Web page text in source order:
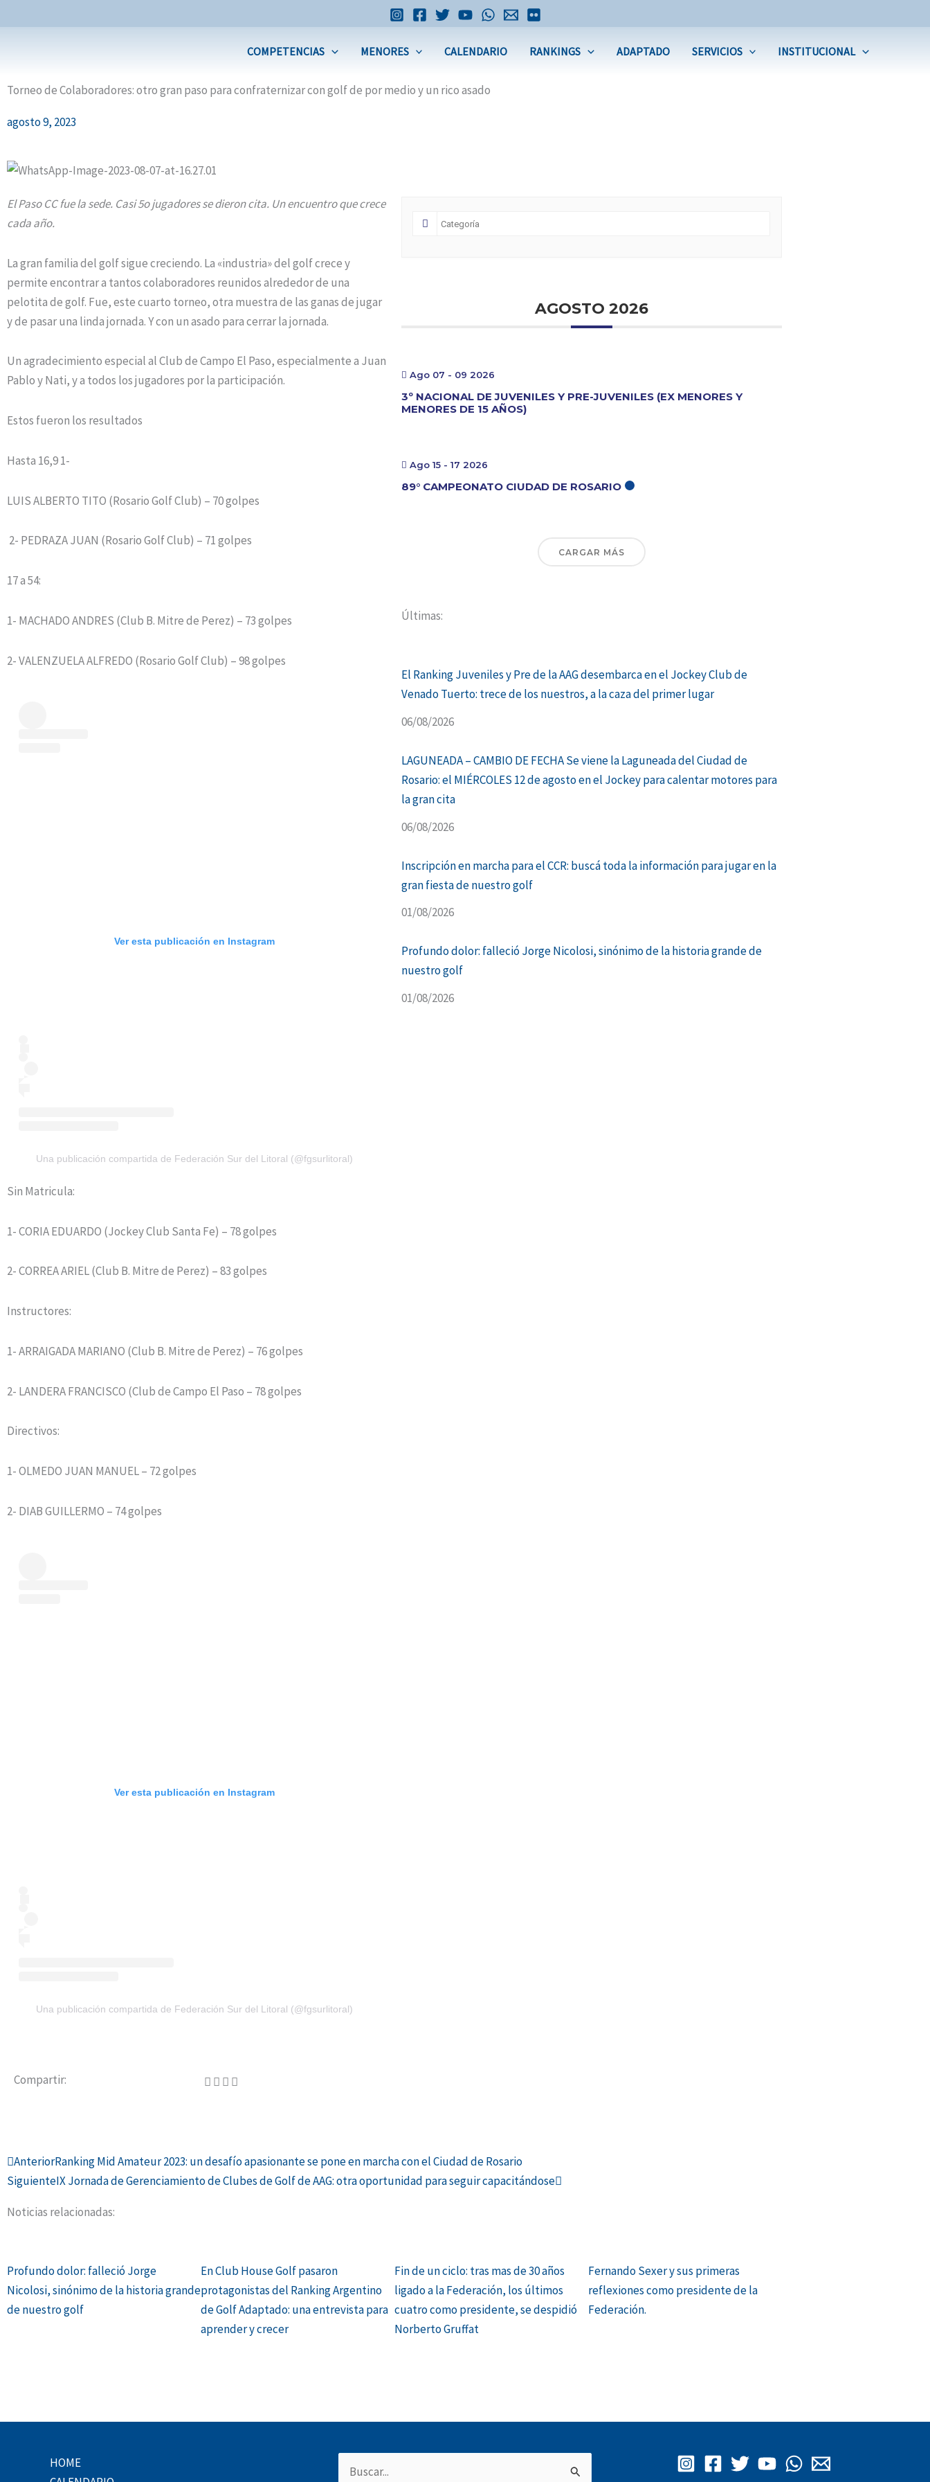
al
COMPETENCIAS MENORES CALENDARIO RANKINGS ADAPTADO SERVICIOS INSTITUCIONAL
Torneo de Colaboradores: otro gran paso para confraternizar con golf de por medio y un rico asado
agosto 9, 2023
El Paso CC fue la sede. Casi 5o jugadores se dieron cita. Un encuentro que crece
cada año.
La gran familia del golf sigue creciendo. La «industria» del golf crece y
permite encontrar a tantos colaboradores reunidos alrededor de una
pelotita de golf. Fue, este cuarto torneo, otra muestra de las ganas de jugar
y de pasar una linda jornada. Y con un asado para cerrar la jornada.
Un agradecimiento especial al Club de Campo El Paso, especialmente a Juan
Pablo y Nati, y a todos los jugadores por la participación.
Estos fueron los resultados
Hasta 16,9 1-
LUIS ALBERTO TITO (Rosario Golf Club) – 70 golpes
2- PEDRAZA JUAN (Rosario Golf Club) – 71 golpes
17 a 54:
1- MACHADO ANDRES (Club B. Mitre de Perez) – 73 golpes
2- VALENZUELA ALFREDO (Rosario Golf Club) – 98 golpes
Ver esta publicación en Instagram
Una publicación compartida de Federación Sur del Litoral (@fgsurlitoral)
Sin Matricula:
1- CORIA EDUARDO (Jockey Club Santa Fe) – 78 golpes
2- CORREA ARIEL (Club B. Mitre de Perez) – 83 golpes
Instructores:
1- ARRAIGADA MARIANO (Club B. Mitre de Perez) – 76 golpes
2- LANDERA FRANCISCO (Club de Campo El Paso – 78 golpes
Directivos:
1- OLMEDO JUAN MANUEL – 72 golpes
2- DIAB GUILLERMO – 74 golpes
Ver esta publicación en Instagram
Una publicación compartida de Federación Sur del Litoral (@fgsurlitoral)
Compartir:
AGOSTO 2026
Ago 07 - 09 2026
3º NACIONAL DE JUVENILES Y PRE-JUVENILES (EX MENORES Y
MENORES DE 15 AÑOS)
Ago 15 - 17 2026
89° CAMPEONATO CIUDAD DE ROSARIO
CARGAR MÁS
Últimas:
El Ranking Juveniles y Pre de la AAG desembarca en el Jockey Club de
Venado Tuerto: trece de los nuestros, a la caza del primer lugar
06/08/2026
LAGUNEADA – CAMBIO DE FECHA Se viene la Laguneada del Ciudad de
Rosario: el MIÉRCOLES 12 de agosto en el Jockey para calentar motores para
la gran cita
06/08/2026
Inscripción en marcha para el CCR: buscá toda la información para jugar en la
gran fiesta de nuestro golf
01/08/2026
Profundo dolor: falleció Jorge Nicolosi, sinónimo de la historia grande de
nuestro golf
01/08/2026
Ant
AnteriorRanking Mid Amateur 2023: un desafío apasionante se pone en marcha con el Ciudad de Rosario
SiguienteIX Jornada de Gerenciamiento de Clubes de Golf de AAG: otra oportunidad para seguir capacitándose
Noticias relacionadas:
Profundo dolor: falleció Jorge
Nicolosi, sinónimo de la historia grande
de nuestro golf
En Club House Golf pasaron
protagonistas del Ranking Argentino
de Golf Adaptado: una entrevista para
aprender y crecer
Fin de un ciclo: tras mas de 30 años
ligado a la Federación, los últimos
cuatro como presidente, se despidió
Norberto Gruffat
Fernando Sexer y sus primeras
reflexiones como presidente de la
Federación.
HOME
Buscar